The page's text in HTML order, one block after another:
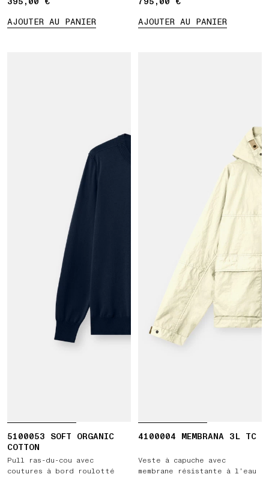
AJOUTER AU PANIER
AJOUTER AU PANIER
5100053 SOFT ORGANIC
COTTON
Pull ras-du-cou avec
coutures à bord roulotté
4100004 MEMBRANA 3L TC
Veste à capuche avec
membrane résistante à l’eau